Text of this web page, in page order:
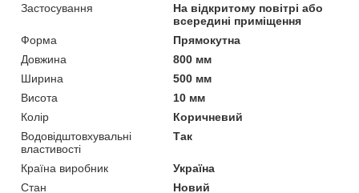
Застосування
На відкритому повітрі або
всередині приміщення
Форма
Прямокутна
Довжина
800 мм
Ширина
500 мм
Висота
10 мм
Колір
Коричневий
Водовідштовхувальні
властивості
Так
Країна виробник
Україна
Стан
Новий